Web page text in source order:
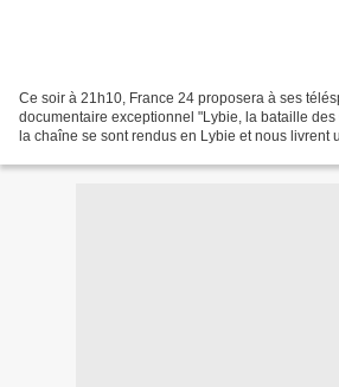
Ce soir à 21h10, France 24 proposera à ses
documentaire exceptionnel "Lybie, la bataille
la chaîne se sont rendus en Lybie et nous livrent